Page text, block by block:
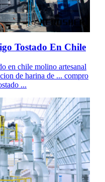
Tostado En Chile
en chile molino artesanal
de harina de ... compro
...